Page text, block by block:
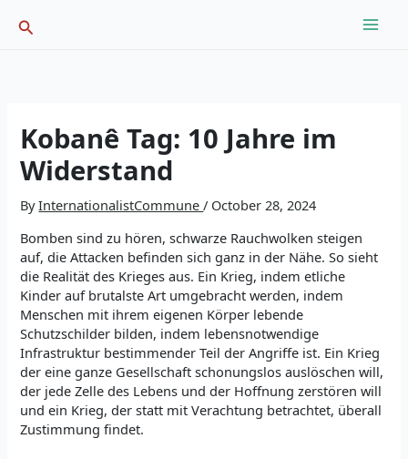
Search
Kobanê Tag: 10 Jahre im
Widerstand
ByInternationalistCommune/ October 28, 2024
Bomben sind zu hören, schwarze Rauchwolken steigen
auf, die Attacken befinden sich ganz in der Nähe. So sieht
die Realität des Krieges aus. Ein Krieg, indem etliche
Kinder auf brutalste Art umgebracht werden, indem
Menschen mit ihrem eigenen Körper lebende
Schutzschilder bilden, indem lebensnotwendige
Infrastruktur bestimmender Teil der Angriffe ist. Ein Krieg
der eine ganze Gesellschaft schonungslos auslöschen will,
der jede Zelle des Lebens und der Hoffnung zerstören will
und ein Krieg, der statt mit Verachtung betrachtet, überall
Zustimmung findet.